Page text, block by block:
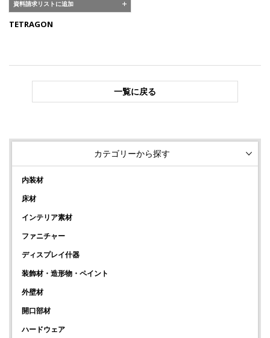
資料請求リストに追加
TETRAGON
一覧に戻る
カテゴリーから探す
内装材
床材
インテリア素材
ファニチャー
ディスプレイ什器
装飾材・造形物・ペイント
外壁材
開口部材
ハードウェア